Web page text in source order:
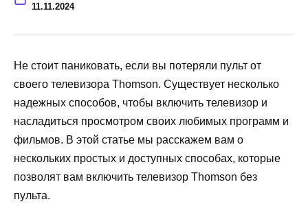
11.11.2024
Не стоит паниковать, если вы потеряли пульт от
своего телевизора Thomson. Существует несколько
надежных способов, чтобы включить телевизор и
насладиться просмотром своих любимых программ и
фильмов. В этой статье мы расскажем вам о
нескольких простых и доступных способах, которые
позволят вам включить телевизор Thomson без
пульта.